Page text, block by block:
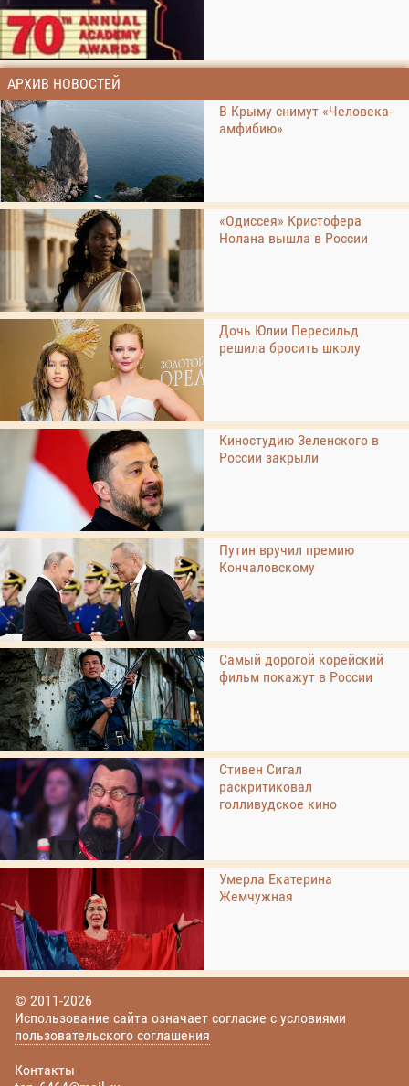
АРХИВ НОВОСТЕЙ
В Крыму снимут «Человека-
амфибию»
«Одиссея» Кристофера
Нолана вышла в России
Дочь Юлии Пересильд
решила бросить школу
Киностудию Зеленского в
России закрыли
Путин вручил премию
Кончаловскому
Самый дорогой корейский
фильм покажут в России
Стивен Сигал
раскритиковал
голливудское кино
Умерла Екатерина
Жемчужная
© 2011-2026
Использование сайта означает согласие с условиями
пользовательского соглашения
Контакты